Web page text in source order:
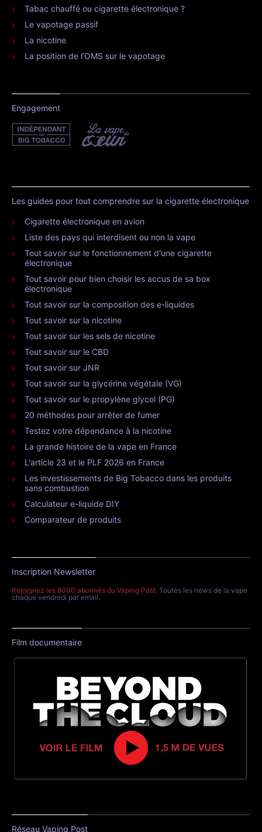
Tabac chauffé ou cigarette électronique ?
Le vapotage passif
La nicotine
La position de l’OMS sur le vapotage
Engagement
Les guides pour tout comprendre sur la cigarette électronique
Cigarette électronique en avion
Liste des pays qui interdisent ou non la vape
Tout savoir sur le fonctionnement d'une cigarette
électronique
Tout savoir pour bien choisir les accus de sa box
électronique
Tout savoir sur la composition des e-liquides
Tout savoir sur la nicotine
Tout savoir sur les sels de nicotine
Tout savoir sur le CBD
Tout savoir sur JNR
Tout savoir sur la glycérine végétale (VG)
Tout savoir sur le propylène glycol (PG)
20 méthodes pour arrêter de fumer
Testez votre dépendance à la nicotine
La grande histoire de la vape en France
L'article 23 et le PLF 2026 en France
Les investissements de Big Tobacco dans les produits
sans combustion
Calculateur e-liquide DIY
Comparateur de produits
Inscription Newsletter
Rejoignez les 8000 abonnés du Vaping Post. Toutes les news de la vape
chaque vendredi par email.
Film documentaire
Réseau Vaping Post